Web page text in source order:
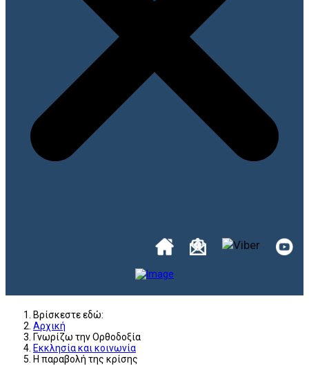
Βρίσκεστε εδώ:
Αρχική
Γνωρίζω την Ορθοδοξία
Εκκλησία και κοινωνία
Η παραβολή της κρίσης